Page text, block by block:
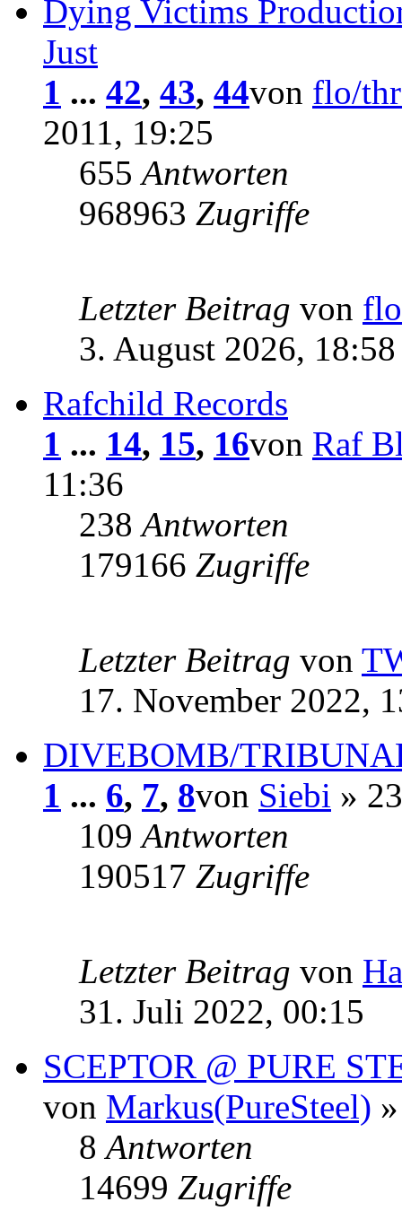
Dying Victims
Just
1 ... 42, 43, 44von flo/
2011, 19:25
655Antworten
968963 Zugriffe
Letzter Beitrag von
3. August 2026, 18:58
Rafchild Records
1 ... 14, 15, 16von Raf
11:36
238Antworten
179166 Zugriffe
Letzter Beitrag von
17. November 2022,
DIVEBOMB/
1 ... 6, 7, 8von Siebi »
109Antworten
190517 Zugriffe
Letzter Beitrag von
31. Juli 2022, 00:15
SCEPTOR @ PURE
von Markus(PureSteel)
8Antworten
14699 Zugriffe